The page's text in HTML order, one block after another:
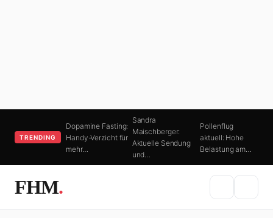
TRENDING
Dopamine Fasting:
Handy-Verzicht für
mehr…
Sandra
Maischberger:
Aktuelle Sendung
und…
Pollenflug
aktuell: Hohe
Belastung am…
FHM.